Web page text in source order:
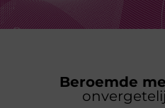
Beroemde